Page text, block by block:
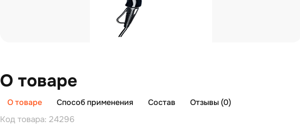
О товаре
О товаре Способ применения Состав
Отзывы (0)
Код товара: 24296